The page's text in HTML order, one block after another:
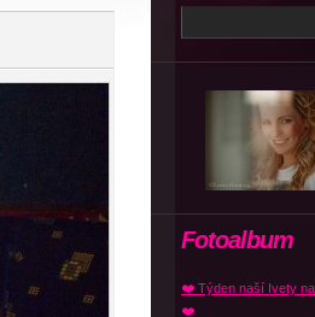
Fotoalbum
❤️ Týden naší Ivety na
❤️